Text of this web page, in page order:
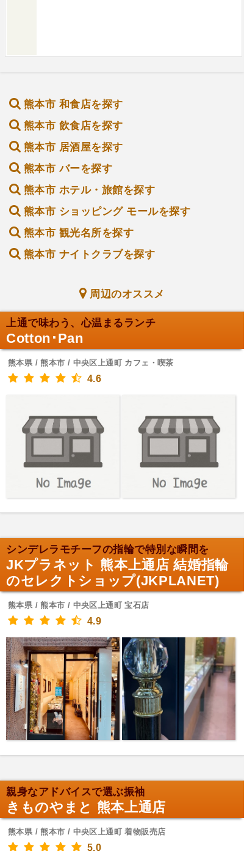
熊本市 和食店を探す
熊本市 飲食店を探す
熊本市 居酒屋を探す
熊本市 バーを探す
熊本市 ホテル・旅館を探す
熊本市 ショッピング モールを探す
熊本市 観光名所を探す
熊本市 ナイトクラブを探す
周辺のオススメ
上通で味わう、心温まるランチ
Cotton･Pan
熊本県 / 熊本市 / 中央区上通町 カフェ・喫茶
4.6
シンデレラモチーフの指輪で特別な瞬間を
JKプラネット 熊本上通店 結婚指輪
のセレクトショップ(JKPLANET)
熊本県 / 熊本市 / 中央区上通町 宝石店
4.9
親身なアドバイスで選ぶ振袖
きものやまと 熊本上通店
熊本県 / 熊本市 / 中央区上通町 着物販売店
5.0